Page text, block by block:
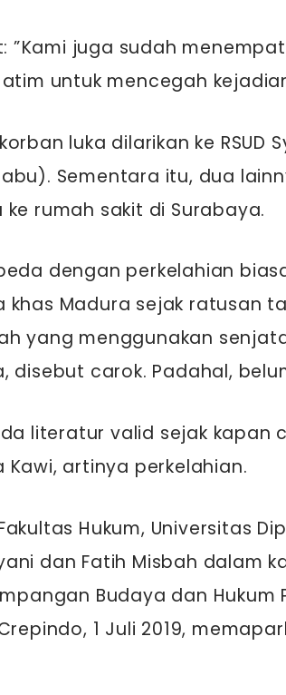
”Kami juga sudah
untuk mencegah kejadian
luka dilarikan ke RSUD
Sementara itu, dua
ke rumah sakit di Surabaya.
dengan perkelahian
khas Madura sejak ratusan
yang menggunakan
disebut carok. Padahal,
literatur valid sejak kapan
Kawi, artinya perkelahian.
Hukum, Universitas
dan Fatih Misbah dalam
Budaya dan
1 Juli 2019,